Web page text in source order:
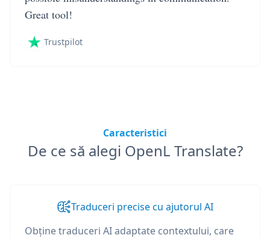
Great tool!
Trustpilot
Caracteristici
De ce să alegi OpenL Translate?
Traduceri precise cu ajutorul AI
Obține traduceri AI adaptate contextului, care